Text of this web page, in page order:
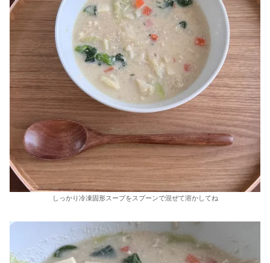
しっかり冷凍固形スープをスプーンで混ぜて溶かしてね